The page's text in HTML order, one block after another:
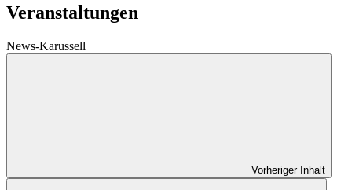
Veranstaltungen
News-Karussell
Vorheriger Inhalt